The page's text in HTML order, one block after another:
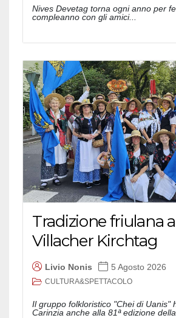
Nives Devetag torna ogni anno per
compleanno con gli amici...
Tradizione friulana
Villacher Kirchtag
Livio Nonis 5 Agosto 2026
CULTURA&SPETTACOLO
Il gruppo folkloristico "Chei di Uanis"
Carinzia anche alla 81ª edizione